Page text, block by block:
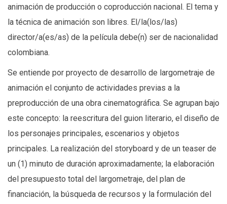
animación de producción o coproducción nacional. El tema y
la técnica de animación son libres. El/la(los/las)
director/a(es/as) de la película debe(n) ser de nacionalidad
colombiana.
Se entiende por proyecto de desarrollo de largometraje de
animación el conjunto de actividades previas a la
preproducción de una obra cinematográfica. Se agrupan bajo
este concepto: la reescritura del guion literario, el diseño de
los personajes principales, escenarios y objetos
principales. La realización del storyboard y de un teaser de
un (1) minuto de duración aproximadamente; la elaboración
del presupuesto total del largometraje, del plan de
financiación, la búsqueda de recursos y la formulación del